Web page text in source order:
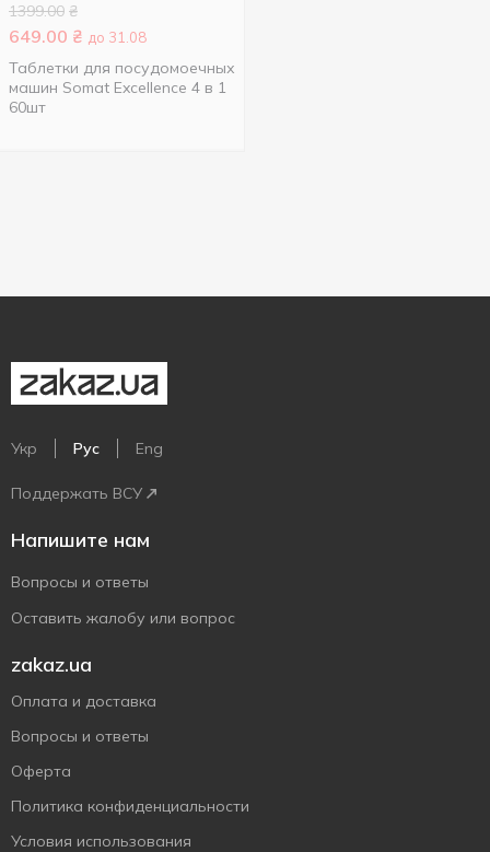
1399.00 ₴
649.00 ₴ до 31.08
Таблетки для посудомоечных
машин Somat Excellence 4 в 1
60шт
Укр Рус Eng
Поддержать ВСУ
Напишите нам
Вопросы и ответы
Оставить жалобу или вопрос
zakaz.ua
Оплата и доставка
Вопросы и ответы
Оферта
Политика конфиденциальности
Условия использования